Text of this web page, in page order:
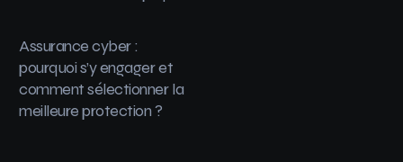
Assurance cyber :
pourquoi s’y engager et
comment sélectionner la
meilleure protection ?